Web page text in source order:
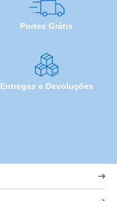
Portes Grátis
Entregas e Devoluções